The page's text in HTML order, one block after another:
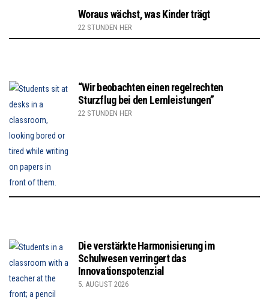
Woraus wächst, was Kinder trägt
22 STUNDEN HER
“Wir beobachten einen regelrechten
Sturzflug bei den Lernleistungen”
22 STUNDEN HER
Die verstärkte Harmonisierung im
Schulwesen verringert das
Innovationspotenzial
5. AUGUST 2026